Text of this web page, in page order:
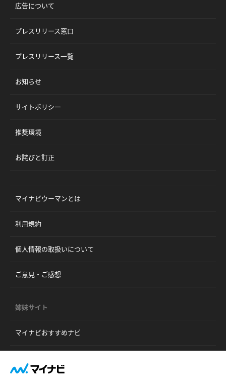
広告について
プレスリリース窓口
プレスリリース一覧
お知らせ
サイトポリシー
推奨環境
お詫びと訂正
マイナビウーマンとは
利用規約
個人情報の取扱いについて
ご意見・ご感想
姉妹サイト
マイナビおすすめナビ